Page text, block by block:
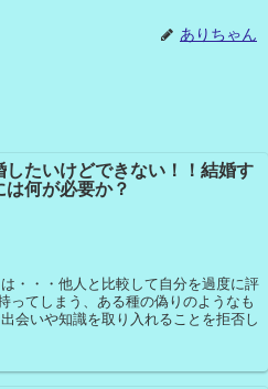
ありちゃん
したいけどできない！！結婚す
は何が必要か？
・・・他人と比較して自分を過度に評
ってしまう、ある種の偽りのようなも
会いや知識を取り入れることを拒否し